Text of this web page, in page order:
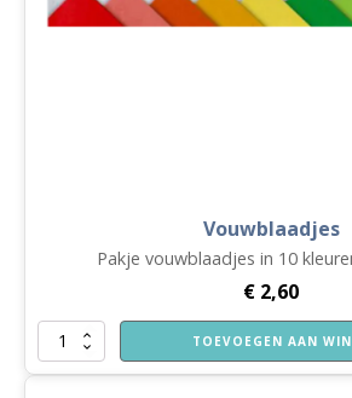
Vouwblaadjes
Pakje vouwblaadjes in 10
€ 2,60
Vouwblaadjes
aantal
TOEVOEGEN AAN